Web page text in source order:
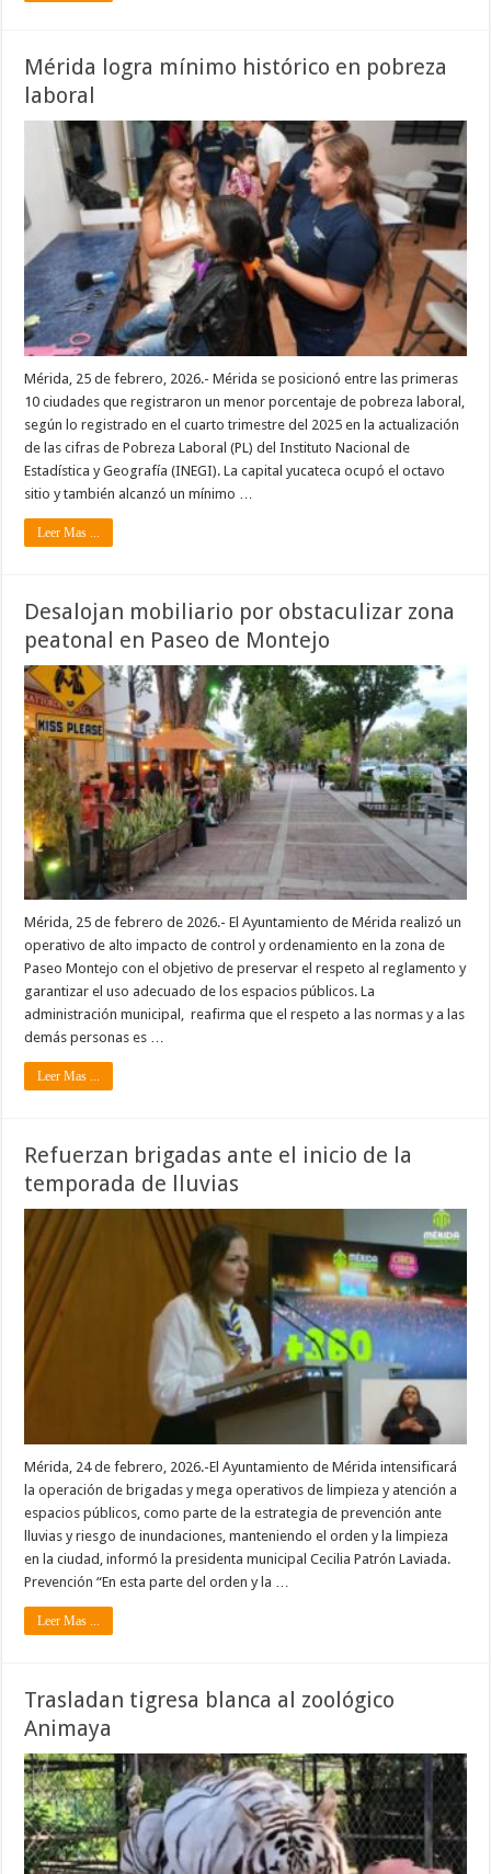
Mérida logra mínimo histórico en pobreza
laboral
Mérida, 25 de febrero, 2026.- Mérida se posicionó entre las primeras
10 ciudades que registraron un menor porcentaje de pobreza laboral,
según lo registrado en el cuarto trimestre del 2025 en la actualización
de las cifras de Pobreza Laboral (PL) del Instituto Nacional de
Estadística y Geografía (INEGI). La capital yucateca ocupó el octavo
sitio y también alcanzó un mínimo …
Leer Mas ...
Desalojan mobiliario por obstaculizar zona
peatonal en Paseo de Montejo
Mérida, 25 de febrero de 2026.- El Ayuntamiento de Mérida realizó un
operativo de alto impacto de control y ordenamiento en la zona de
Paseo Montejo con el objetivo de preservar el respeto al reglamento y
garantizar el uso adecuado de los espacios públicos. La
administración municipal, reafirma que el respeto a las normas y a las
demás personas es …
Leer Mas ...
Refuerzan brigadas ante el inicio de la
temporada de lluvias
Mérida, 24 de febrero, 2026.-El Ayuntamiento de Mérida intensificará
la operación de brigadas y mega operativos de limpieza y atención a
espacios públicos, como parte de la estrategia de prevención ante
lluvias y riesgo de inundaciones, manteniendo el orden y la limpieza
en la ciudad, informó la presidenta municipal Cecilia Patrón Laviada.
Prevención “En esta parte del orden y la …
Leer Mas ...
Trasladan tigresa blanca al zoológico
Animaya